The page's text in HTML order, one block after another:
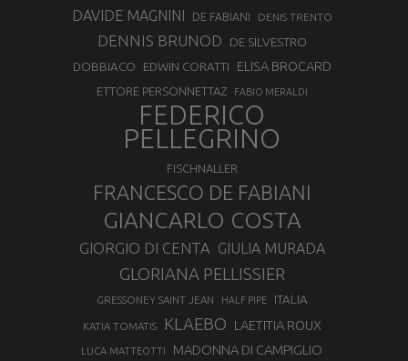
DAVIDE MAGNINI DE FABIANI DENIS TRENTO
DENNIS BRUNOD DE SILVESTRO
DOBBIACO EDWIN CORATTI ELISA BROCARD
ETTORE PERSONNETTAZ FABIO MERALDI
FEDERICO
PELLEGRINO
FISCHNALLER
FRANCESCO DE FABIANI
GIANCARLO COSTA
GIORGIO DI CENTA GIULIA MURADA
GLORIANA PELLISSIER
GRESSONEY SAINT JEAN HALF PIPE ITALIA
KATIA TOMATIS KLAEBO LAETITIA ROUX
LUCA MATTEOTTI MADONNA DI CAMPIGLIO